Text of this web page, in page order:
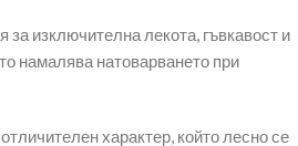
за изключителна лекота, гъвкавост и
намалява натоварването при
характер, който лесно се